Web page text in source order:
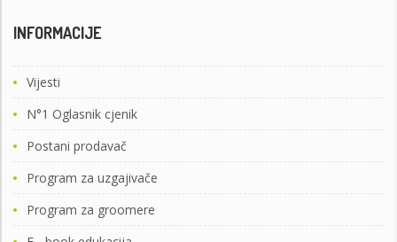
INFORMACIJE
Vijesti
N°1 Oglasnik cjenik
Postani prodavač
Program za uzgajivače
Program za groomere